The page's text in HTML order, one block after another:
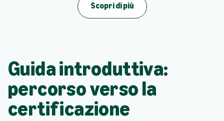
Scopri di più
Guida introduttiva:
percorso verso la
certificazione